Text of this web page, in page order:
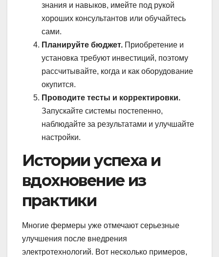
знания и навыков, имейте под рукой
хороших консультантов или обучайтесь
сами.
Планируйте бюджет. Приобретение и
установка требуют инвестиций, поэтому
рассчитывайте, когда и как оборудование
окупится.
Проводите тесты и корректировки.
Запускайте системы постепенно,
наблюдайте за результатами и улучшайте
настройки.
Истории успеха и
вдохновение из
практики
Многие фермеры уже отмечают серьезные
улучшения после внедрения
электротехнологий. Вот несколько примеров,